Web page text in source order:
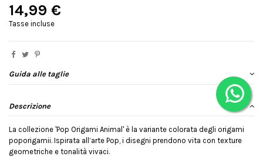
14,99 €
Tasse incluse
Guida alle taglie
Descrizione
La collezione 'Pop Origami Animal' è la variante colorata degli origami
poporigamii. Ispirata all’arte Pop, i disegni prendono vita con texture
geometriche e tonalità vivaci.